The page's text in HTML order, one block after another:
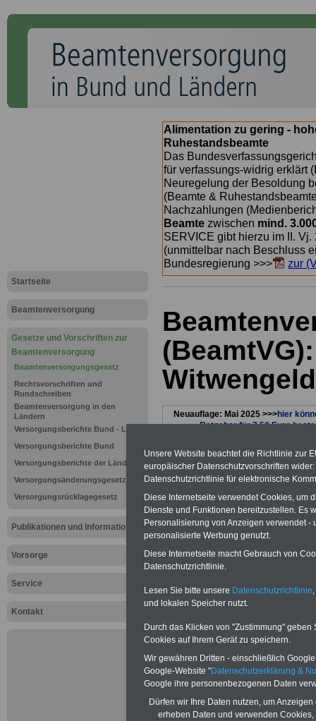
Startseite
Beamtenversorgung
Gesetze und Vorschriften zur
Beamtenversorgung
Beamtenversorgungsgesetz
Rechtsvorschriften und
Rundschreiben
Beamtenversorgung in den
Ländern
Versorgungsberichte Bund - Länder
Versorgungsberichte Bund
Versorgungsberichte der Länder
Versorgungsänderungsgesetz
Versorgungsrücklagegesetz
Publikationen und Informationen
Vorsorge
Service
Kontakt
Alimentation zu gering -
Ruhestandsbeamte
Das
für verfassungs-widrig erklärt
Neuregelung der Besoldung
(Beamte &
Nachzahlungen
Beamte zwischen mind.
SERVICE gibt hierzu im II.
(unmittelbar nach Beschluss
Bundesregierung >>>
zur
Witwengeld
Neuauflage: Mai 2025 >>>hier
Ratgeber für 7,50 Euro
Zurück zur
(BeamtVG)
§ 19
Unsere Website beachtet die Richtlinie zur
europäischer Datenschutzvorschriften
Datenschutzrichtlinie für elektronische
Diese Internetseite verwendet Cookies, um
Dienste und Funktionen bereitzustellen. Es
Personalisierung von Anzeigen verwendet
personalisierte Werbung genutzt.
Diese Internetseite macht Gebrauch von
Datenschutzrichtlinie.
Lesen Sie bitte unsere Datenschutzrichtlinie
und lokalen Speicher nutzt.
Durch das Klicken von "Zustimmung"
Cookies auf Ihrem Gerät zu speichern.
Wir gewähren Dritten - einschließlich
Google-Website "Datenschutzerklärung &
Google ihre personenbezogenen Daten
Dürfen wir Ihre Daten nutzen, um
erheben Daten und verwenden